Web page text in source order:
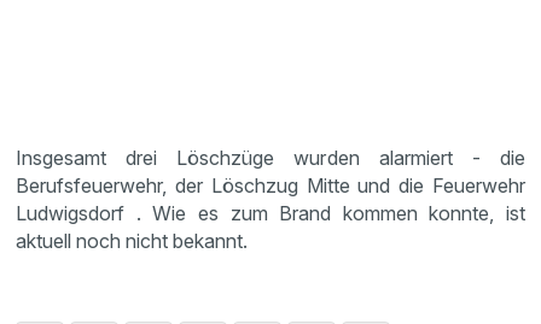
Insgesamt drei Löschzüge wurden alarmiert - die
Berufsfeuerwehr, der Löschzug Mitte und die Feuerwehr
Ludwigsdorf . Wie es zum Brand kommen konnte, ist
aktuell noch nicht bekannt.